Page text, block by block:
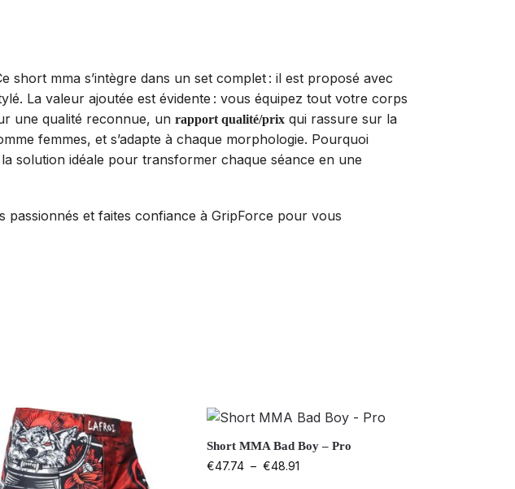
short mma s’intègre dans un set complet : il est proposé avec
La valeur ajoutée est évidente : vous équipez tout votre corps
une qualité reconnue, un rapport qualité/prixqui rassure sur la
femmes, et s’adapte à chaque morphologie. Pourquoi
solution idéale pour transformer chaque séance en une
passionnés et faites confiance à GripForce pour vous
Short MMA Bad Boy – Pro
€47.74 – €48.91